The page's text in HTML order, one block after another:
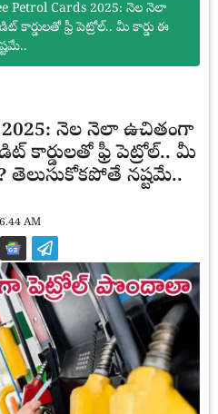
Petrol Cards 2025: నెల నెలా
ఫ్రీ పెట్రోల్.. మీ కార్డు ఈ
2025: నెల నెలా ఉచితంగా
కార్డులతో ఫ్రీ పెట్రోల్.. మీ
తెలుసుకోకపోతే నష్టమే..
AM